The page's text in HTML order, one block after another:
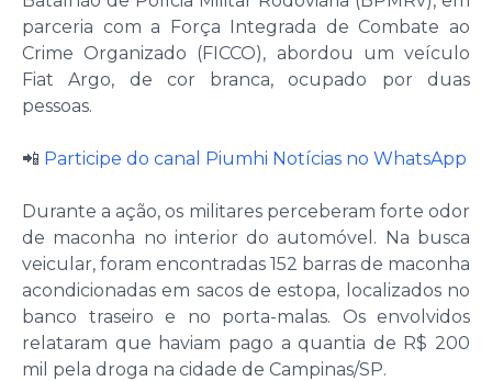
parceria com a Força Integrada de Combate ao
Crime Organizado (FICCO), abordou um veículo
Fiat Argo, de cor branca, ocupado por duas
pessoas.
📲 Participe do canal Piumhi Notícias no WhatsApp
Durante a ação, os militares perceberam forte odor
de maconha no interior do automóvel. Na busca
veicular, foram encontradas 152 barras de maconha
acondicionadas em sacos de estopa, localizados no
banco traseiro e no porta-malas. Os envolvidos
relataram que haviam pago a quantia de R$ 200
mil pela droga na cidade de Campinas/SP.